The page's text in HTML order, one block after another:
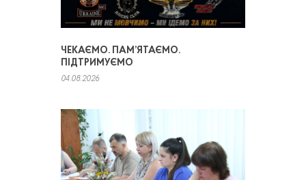
ЧЕКАЄМО. ПАМ’ЯТАЄМО.
ПІДТРИМУЄМО
04.08.2026